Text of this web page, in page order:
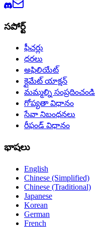
సపోర్ట్
ఫీచర్లు
ధరలు
అఫిలియేట్
క్లైమేట్ యాక్షన్
మమ్మల్ని సంప్రదించండి
గోప్యతా విధానం
సేవా నిబంధనలు
రీఫండ్ విధానం
భాషలు
English
Chinese (Simplified)
Chinese (Traditional)
Japanese
Korean
German
French